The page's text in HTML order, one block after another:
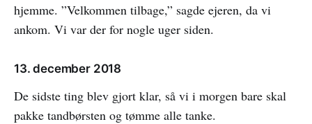
hjemme. ”Velkommen tilbage,” sagde ejeren, da vi
ankom. Vi var der for nogle uger siden.
13. december 2018
De sidste ting blev gjort klar, så vi i morgen bare skal
pakke tandbørsten og tømme alle tanke.